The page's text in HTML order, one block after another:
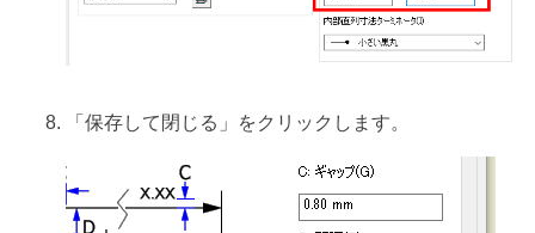
「保存して閉じる」をクリックします。